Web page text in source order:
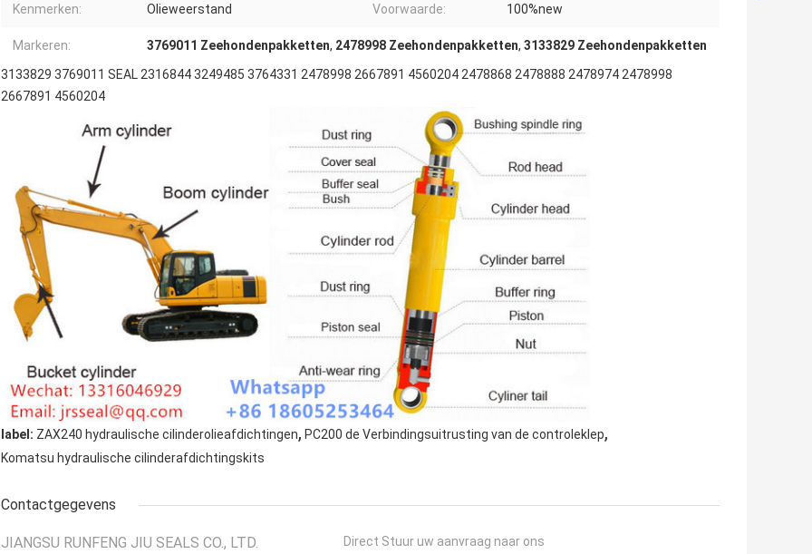
Kenmerken: Olieweerstand Voorwaarde: 100%new
Markeren: 3769011 Zeehondenpakketten, 2478998 Zeehondenpakketten, 3133829 Zeehondenpakketten
3133829 3769011 SEAL 2316844 3249485 3764331 2478998 2667891 4560204 2478868 2478888 2478974 2478998
2667891 4560204
label: ZAX240 hydraulische cilinderolieafdichtingen, PC200 de Verbindingsuitrusting van de controleklep,
Komatsu hydraulische cilinderafdichtingskits
Contactgegevens
JIANGSU RUNFENG JIU SEALS CO., LTD. Direct Stuur uw aanvraag naar ons